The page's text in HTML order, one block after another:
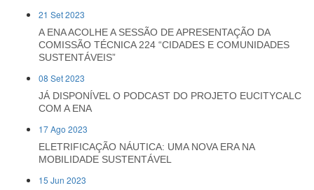
21 Set 2023
A ENA ACOLHE A SESSÃO DE APRESENTAÇÃO DA
COMISSÃO TÉCNICA 224 “CIDADES E COMUNIDADES
SUSTENTÁVEIS”
08 Set 2023
JÁ DISPONÍVEL O PODCAST DO PROJETO EUCITYCALC
COM A ENA
17 Ago 2023
ELETRIFICAÇÃO NÁUTICA: UMA NOVA ERA NA
MOBILIDADE SUSTENTÁVEL
15 Jun 2023